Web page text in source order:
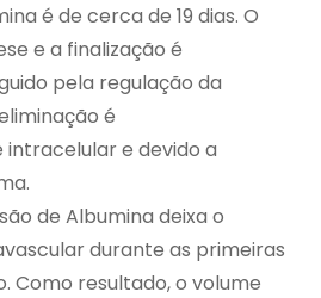
é de cerca de 19 dias. O
e a finalização é
pela regulação da
é
e devido a
de Albumina deixa o
durante as primeiras
Como resultado, o volume